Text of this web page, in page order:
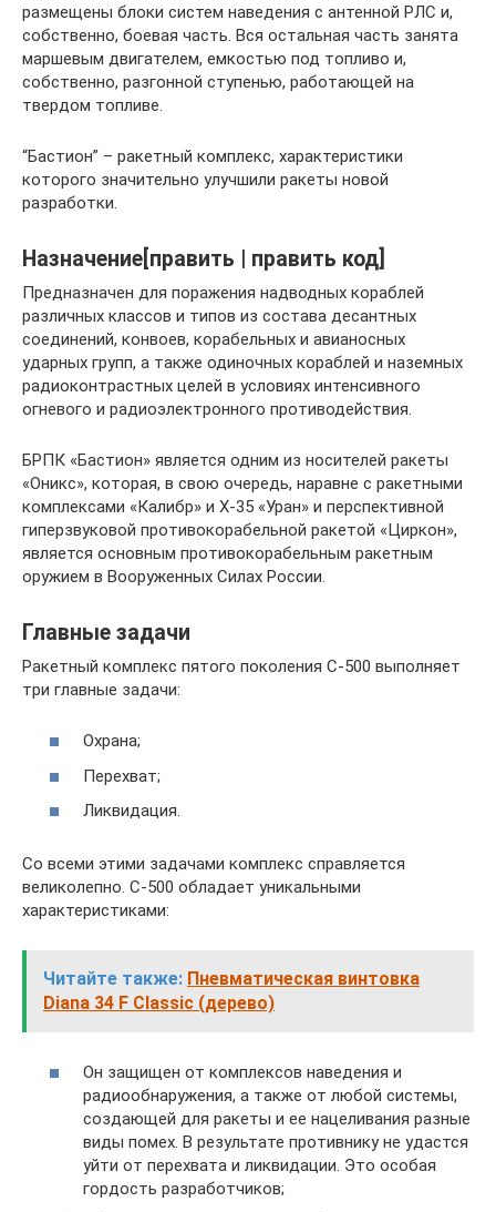
размещены блоки систем наведения с антенной РЛС и,
собственно, боевая часть. Вся остальная часть занята
маршевым двигателем, емкостью под топливо и,
собственно, разгонной ступенью, работающей на
твердом топливе.
“Бастион” – ракетный комплекс, характеристики
которого значительно улучшили ракеты новой
разработки.
Назначение[править | править код]
Предназначен для поражения надводных кораблей
различных классов и типов из состава десантных
соединений, конвоев, корабельных и авианосных
ударных групп, а также одиночных кораблей и наземных
радиоконтрастных целей в условиях интенсивного
огневого и радиоэлектронного противодействия.
БРПК «Бастион» является одним из носителей ракеты
«Оникс», которая, в свою очередь, наравне с ракетными
комплексами «Калибр» и Х-35 «Уран» и перспективной
гиперзвуковой противокорабельной ракетой «Циркон»,
является основным противокорабельным ракетным
оружием в Вооруженных Силах России.
Главные задачи
Ракетный комплекс пятого поколения С-500 выполняет
три главные задачи:
Охрана;
Перехват;
Ликвидация.
Со всеми этими задачами комплекс справляется
великолепно. С-500 обладает уникальными
характеристиками:
Читайте также: Пневматическая винтовка
Diana 34 F Classic (дерево)
Он защищен от комплексов наведения и
радиообнаружения, а также от любой системы,
создающей для ракеты и ее нацеливания разные
виды помех. В результате противнику не удастся
уйти от перехвата и ликвидации. Это особая
гордость разработчиков;